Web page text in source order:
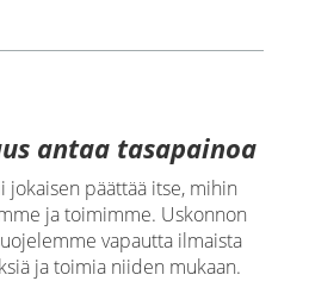
antaa tasapainoa
jokaisen päättää itse, mihin
ja toimimme. Uskonnon
vapautta ilmaista
ja toimia niiden mukaan.